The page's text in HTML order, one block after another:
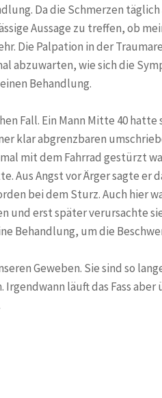
Da die Schmerzen
Aussage zu treffen, ob
Die Palpation in der
abzuwarten, wie sich die
Behandlung.
Fall. Ein Mann Mitte 40 hatte
klar abgrenzbaren
mit dem Fahrrad gestürzt
Aus Angst vor Ärger sagte er
bei dem Sturz. Auch hier
und erst später verursachte
Behandlung, um die
Geweben. Sie sind so
läuft das Fass